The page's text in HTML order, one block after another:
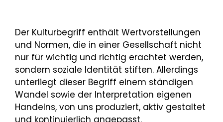
Der Kulturbegriff enthält Wertvorstellungen
und Normen, die in einer Gesellschaft nicht
nur für wichtig und richtig erachtet werden,
sondern soziale Identität stiften. Allerdings
unterliegt dieser Begriff einem ständigen
Wandel sowie der Interpretation eigenen
Handelns, von uns produziert, aktiv gestaltet
und kontinuierlich angepasst.